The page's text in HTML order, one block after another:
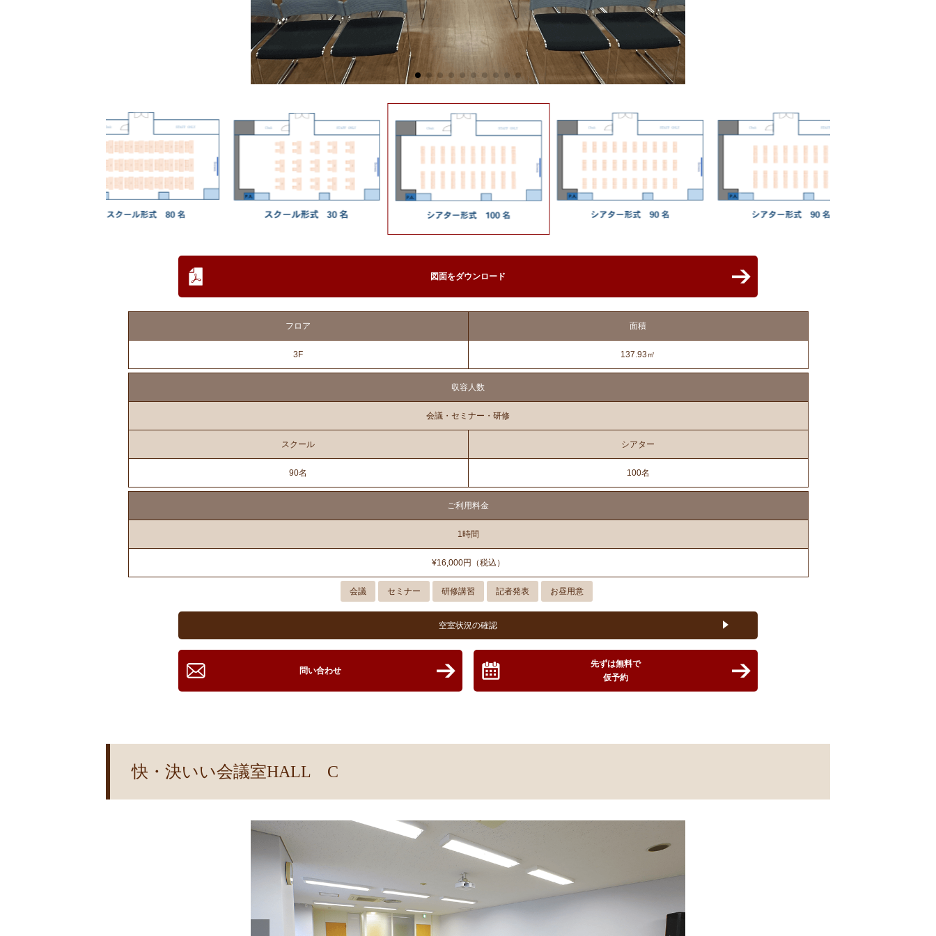
図面をダウンロード
フロア 面積
3F 137.93㎡
収容人数
会議・セミナー・研修
スクール シアター
90名 100名
ご利用料金
1時間
¥16,000円（税込）
会議 セミナー 研修講習 記者発表 お昼用意
空室状況の確認
問い合わせ
先ずは無料で
仮予約
快・決いい会議室HALL C